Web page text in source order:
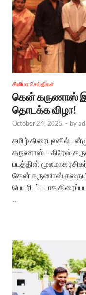
சினிமா செய்திகள்
கென் கருணாஸ்
தொடக்க விழா!
October 24, 2025 - by
தமிழ்
கருணாஸ் – கிரேஸ்
படத்தின் மூலமாக
கென் கருணாஸ்
பெயரிடப்படாத
…